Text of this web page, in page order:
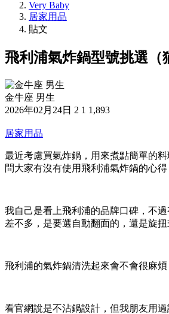
Very Baby
居家用品
貼文
飛利浦氣炸鍋型號挑選（
金牛座 男生
2026年02月24日 2 1 1,893
居家用品
最近考慮買氣炸鍋，用來煮點簡單的
問大家有沒有使用飛利浦氣炸鍋的心得
我自己是看上飛利浦的品牌口碑，不
差不多，是要選自動翻面的，還是旋
飛利浦的氣炸鍋清洗起來會不會很麻煩
看官網說是不沾鍋設計，但我朋友用